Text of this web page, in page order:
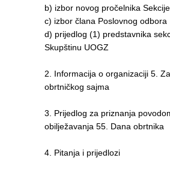
b) izbor novog pročelnika Sekcije
c) izbor člana Poslovnog odbora
d) prijedlog (1) predstavnika
Skupštinu UOGZ
2. Informacija o organizaciji 5.
obrtničkog sajma
3. Prijedlog za priznanja
obilježavanja 55. Dana obrtnika
4. Pitanja i prijedlozi